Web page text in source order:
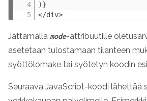
)}
</div>
Jättämällä mode-attribuutille
asetetaan tulostamaan tilanteen
syöttölomake tai syötetyn koodin
Seuraava JavaScript-koodi lähettää